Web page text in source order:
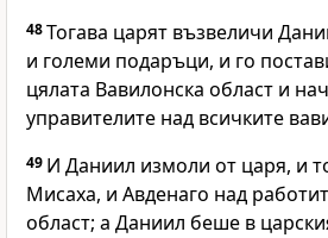
48Тогава царят възвеличи
и големи подаръци, и го
цялата Вавилонска област и
управителите над всичките
49 И Даниил измоли от царя, и
Мисаха, и Авденаго над
област; а Даниил беше в